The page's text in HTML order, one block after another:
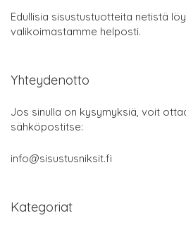
Edullisia sisustustuotteita netistä
valikoimastamme helposti.
Yhteydenotto
Jos sinulla on kysymyksiä, voit
sähköpostitse:
info@sisustusniksit.fi
Kategoriat